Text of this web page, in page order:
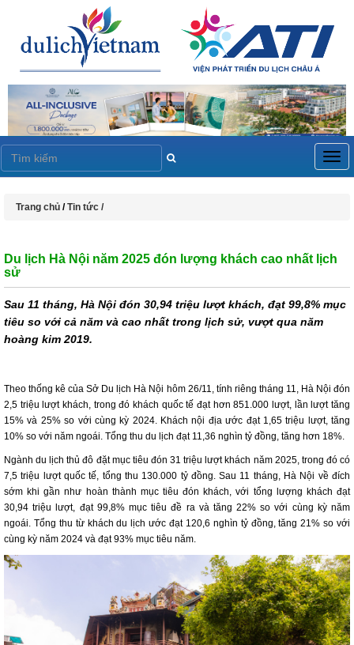
Trang chủ /Tin tức /
Du lịch Hà Nội năm 2025 đón lượng khách cao nhất lịch
sử
Sau 11 tháng, Hà Nội đón 30,94 triệu lượt khách, đạt 99,8% mục
tiêu so với cả năm và cao nhất trong lịch sử, vượt qua năm
hoàng kim 2019.
Theo thống kê của Sở Du lịch Hà Nội hôm 26/11, tính riêng tháng 11, Hà Nội đón
2,5 triệu lượt khách, trong đó khách quốc tế đạt hơn 851.000 lượt, lần lượt tăng
15% và 25% so với cùng kỳ 2024. Khách nội địa ước đạt 1,65 triệu lượt, tăng
10% so với năm ngoái. Tổng thu du lịch đạt 11,36 nghìn tỷ đồng, tăng hơn 18%.
Ngành du lịch thủ đô đặt mục tiêu đón 31 triệu lượt khách năm 2025, trong đó có
7,5 triệu lượt quốc tế, tổng thu 130.000 tỷ đồng. Sau 11 tháng, Hà Nội về đích
sớm khi gần như hoàn thành mục tiêu đón khách, với tổng lượng khách đạt
30,94 triệu lượt, đạt 99,8% mục tiêu đề ra và tăng 22% so với cùng kỳ năm
ngoái. Tổng thu từ khách du lịch ước đạt 120,6 nghìn tỷ đồng, tăng 21% so với
cùng kỳ năm 2024 và đạt 93% mục tiêu năm.